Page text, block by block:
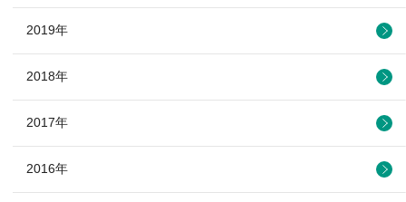
2019年
2018年
2017年
2016年